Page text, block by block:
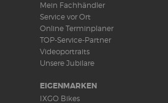
Mein Fachhändler
Service vor Ort
Online Terminplaner
TOP-Service-Partner
Videoportraits
Unsere Jubilare
EIGENMARKEN
IXGO Bikes